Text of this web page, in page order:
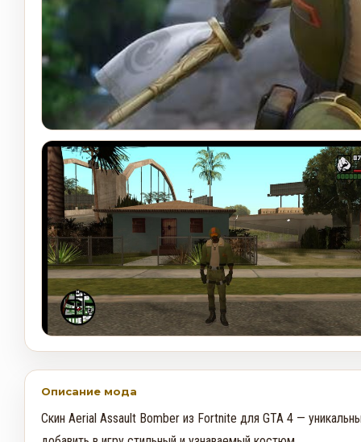
Описание мода
Скин Aerial Assault Bomber из Fortnite для GTA 4 —